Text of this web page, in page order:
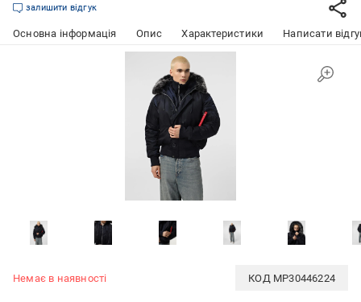
залишити відгук
Основна інформація Опис Характеристики Написати
Немає в наявності КОД MP30446224